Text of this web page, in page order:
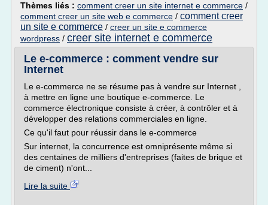
Thèmes liés : comment creer un site internet e commerce /
comment creer un site web e commerce / comment creer
un site e commerce / creer un site e commerce
wordpress / creer site internet e commerce
Le e-commerce : comment vendre sur
Internet
Le e-commerce ne se résume pas à vendre sur Internet ,
à mettre en ligne une boutique e-commerce. Le
commerce électronique consiste à créer, à contrôler et à
développer des relations commerciales en ligne.
Ce qu'il faut pour réussir dans le e-commerce
Sur internet, la concurrence est omniprésente même si
des centaines de milliers d'entreprises (faites de brique et
de ciment) n'ont...
Lire la suite